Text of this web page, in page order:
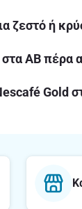
ζεστό ή
ΑΒ πέρα
Gold